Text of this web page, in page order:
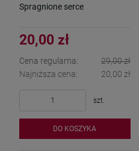
Spragnione serce
20,00 zł
Cena regularna:
29,00 zł
Najniższa cena:
20,00 zł
szt.
DO KOSZYKA